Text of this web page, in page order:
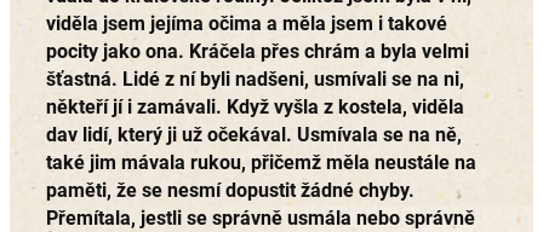
viděla jsem jejíma očima a měla jsem i takové
pocity jako ona. Kráčela přes chrám a byla velmi
šťastná. Lidé z ní byli nadšeni, usmívali se na ni,
někteří jí i zamávali. Když vyšla z kostela, viděla
dav lidí, který ji už očekával. Usmívala se na ně,
také jim mávala rukou, přičemž měla neustále na
paměti, že se nesmí dopustit žádné chyby.
Přemítala, jestli se správně usmála nebo správně